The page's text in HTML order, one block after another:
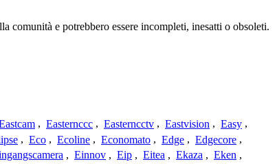
e potrebbero essere incompleti, inesatti o obsoleti.
, Easternccc , Easterncctv , Eastvision , Easy ,
, Eco , Ecoline , Economato , Edge , Edgecore ,
, Einnov , Eip , Eitea , Ekaza , Eken ,